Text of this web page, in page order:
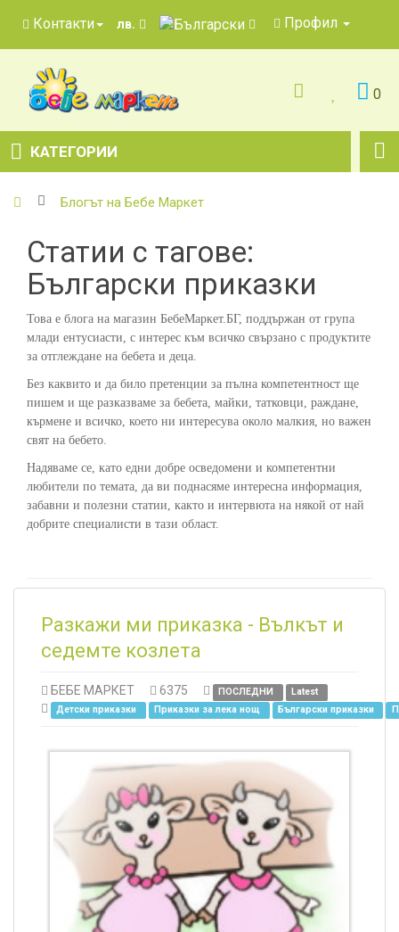
Контакти лв. Профил
0
КАТЕГОРИИ
Блогът на Бебе Маркет
Статии с тагове:
Български приказки
Това е блога на магазин БебеМаркет.БГ, поддържан от група
млади ентусиасти, с интерес към всичко свързано с продуктите
за отглеждане на бебета и деца.
Без каквито и да било претенции за пълна компетентност ще
пишем и ще разказваме за бебета, майки, татковци, раждане,
кърмене и всичко, което ни интересува около малкия, но важен
свят на бебето.
Надяваме се, като едни добре осведомени и компетентни
любители по темата, да ви поднасяме интересна информация,
забавни и полезни статии, както и интервюта на някой от най
добрите специалисти в тази област.
Разкажи ми приказка - Вълкът и
седемте козлета
БЕБЕ МАРКЕТ 6375 ПОСЛЕДНИ
Latest
Детски приказки
Приказки за лека нощ Български приказки